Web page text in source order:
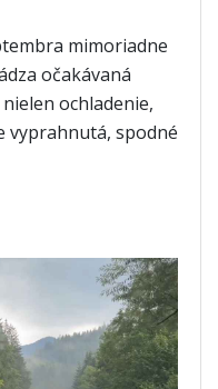
mimoriadne
očakávaná
ochladenie,
vyprahnutá, spodné